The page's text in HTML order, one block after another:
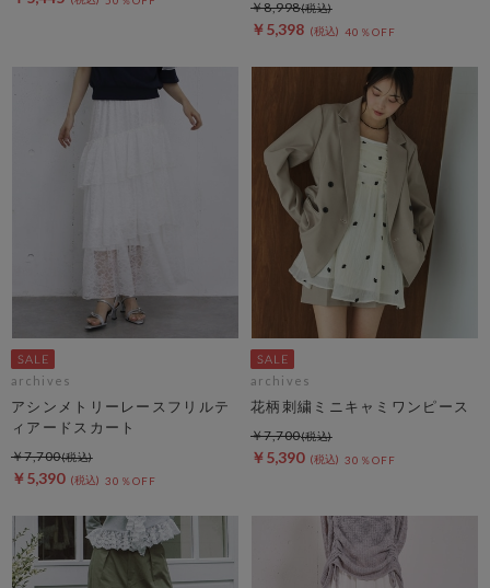
￥5,398 40％OFF
￥8,998
archives
アシンメトリーレースフリルテ
ィアードスカート
￥5,390 30％OFF
￥7,700
archives
花柄刺繍ミニキャミワンピース
￥5,390 30％OFF
￥7,700